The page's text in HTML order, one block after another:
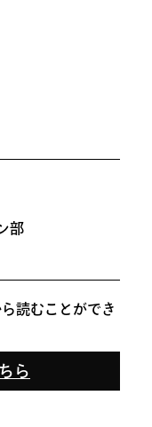
部
読むことができ
ら